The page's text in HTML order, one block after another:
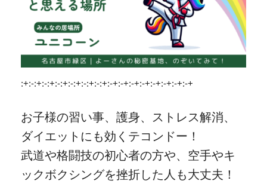
:+:-:+:-:+:-:+:-:+:-:+:-:+:-+:-+:-+:-+:-+:-+:-+:-+
お子様の習い事、護身、ストレス解消、
ダイエットにも効くテコンドー！
武道や格闘技の初心者の方や、空手やキ
ックボクシングを挫折した人も大丈夫！